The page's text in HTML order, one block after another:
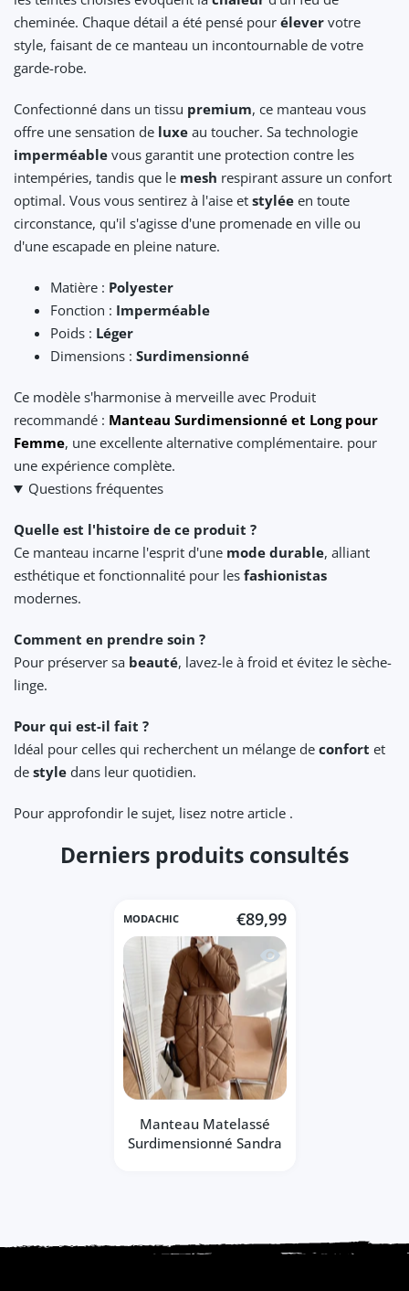
cheminée. Chaque détail a été pensé pour élever votre
style, faisant de ce manteau un incontournable de votre
garde-robe.
Confectionné dans un tissu premium, ce manteau vous
offre une sensation de luxe au toucher. Sa technologie
imperméable vous garantit une protection contre les
intempéries, tandis que le mesh respirant assure un confort
optimal. Vous vous sentirez à l'aise et stylée en toute
circonstance, qu'il s'agisse d'une promenade en ville ou
d'une escapade en pleine nature.
Matière : Polyester
Fonction : Imperméable
Poids : Léger
Dimensions : Surdimensionné
Ce modèle s'harmonise à merveille avec Produit
recommandé : Manteau Surdimensionné et Long pour
Femme, une excellente alternative complémentaire. pour
une expérience complète.
Questions fréquentes
Quelle est l'histoire de ce produit ?
Ce manteau incarne l'esprit d'une mode durable, alliant
esthétique et fonctionnalité pour les fashionistas
modernes.
Comment en prendre soin ?
Pour préserver sa beauté, lavez-le à froid et évitez le sèche-
linge.
Pour qui est-il fait ?
Idéal pour celles qui recherchent un mélange de confort et
de style dans leur quotidien.
Pour approfondir le sujet, lisez notre article .
Derniers produits consultés
MODACHIC €89,99
Aperçu rapide
Manteau Matelassé
Surdimensionné Sandra